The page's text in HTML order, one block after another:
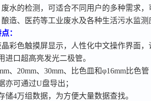
水的检测，可适合不同用户的多种需求
造、医药等工业废水及各种生活污水监测
：
彩色触摸屏显示，人性化中文操作界面，
进口超高亮发光二极管。
、20mm、30mm、比色皿和φ16mm比色管
亦可通过U盘导出；
储4万组数据，为方便大量数据查找。